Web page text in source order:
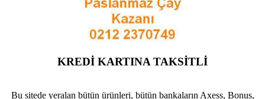
KREDİ KARTINA TAKSİTLİ
Bu sitede yeralan bütün ürünleri, bütün bankaların Axess, Bonus,